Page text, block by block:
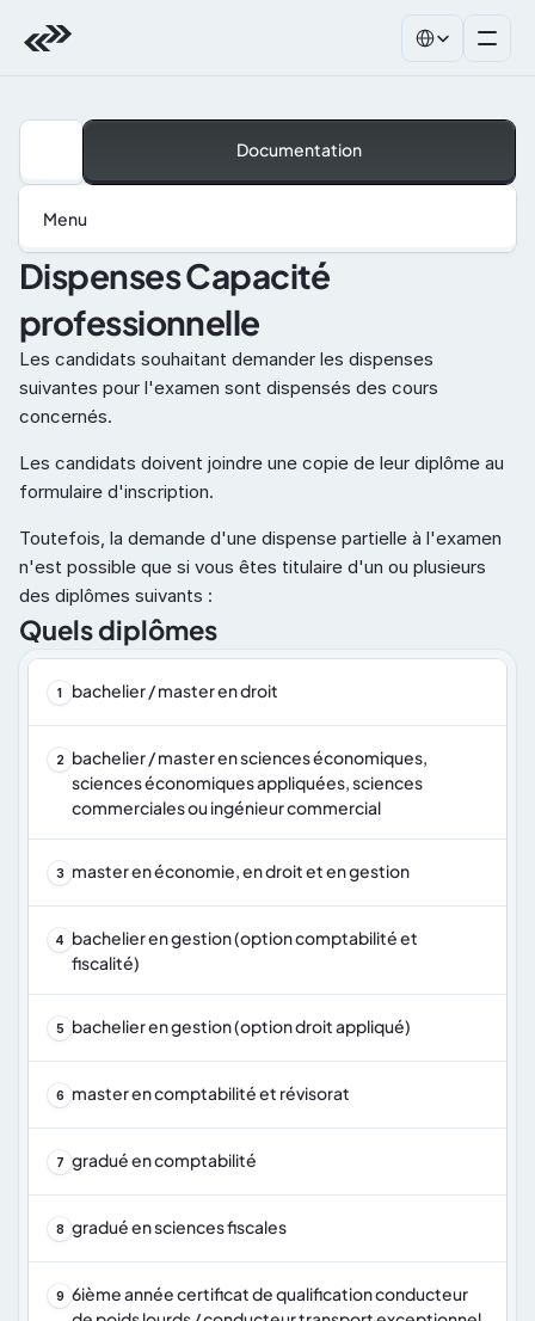
Documentation
Menu
Dispenses Capacité
professionnelle
Les candidats souhaitant demander les dispenses
suivantes pour l'examen sont dispensés des cours
concernés.
Les candidats doivent joindre une copie de leur diplôme au
formulaire d'inscription.
Toutefois, la demande d'une dispense partielle à l'examen
n'est possible que si vous êtes titulaire d'un ou plusieurs
des diplômes suivants :
Quels diplômes
1 bachelier / master en droit
2
bachelier / master en sciences économiques,
sciences économiques appliquées, sciences
commerciales ou ingénieur commercial
3 master en économie, en droit et en gestion
4
bachelier en gestion (option comptabilité et
fiscalité)
5 bachelier en gestion (option droit appliqué)
6 master en comptabilité et révisorat
7 gradué en comptabilité
8 gradué en sciences fiscales
9 6ième année certificat de qualification conducteur